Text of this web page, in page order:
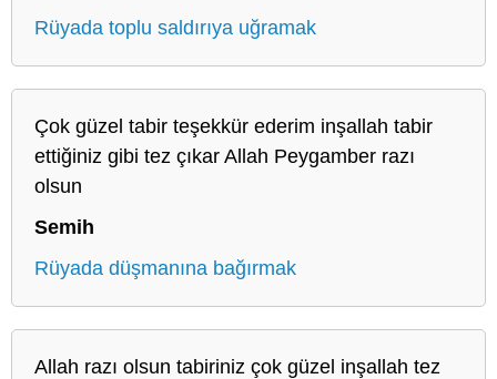
Rüyada toplu saldırıya uğramak
Çok güzel tabir teşekkür ederim inşallah tabir
ettiğiniz gibi tez çıkar Allah Peygamber razı
olsun
Semih
Rüyada düşmanına bağırmak
Allah razı olsun tabiriniz çok güzel inşallah tez